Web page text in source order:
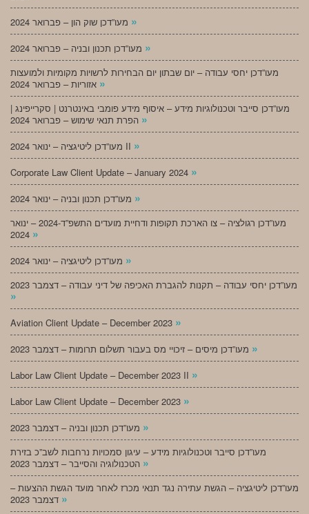
»
»
מעו”דכן יחסי עבודה – יום שבתון יום הבחירות לרשויות מקומיות ולמועצות
»
מעו”דכן סייבר וטכנולוגיות מידע – איסוף מידע פומבי באינטרנט | סקרייפינג |
»
מעו”דכן ליטיגציה – ינואר 2024 II »
Corporate Law Client Update – January 2024 »
»
מעו”דכן רגולציה – צו הארכת תקופות ודחיית מועדים התשפ”ד-2024 – ינואר
»
»
מעו”דכן יחסי עבודה – תקנות להגברת האכיפה של דיני עבודה – דצמבר 2023
»
Aviation Client Update – December 2023 »
»
Labor Law Client Update – December 2023 II »
Labor Law Client Update – December 2023 »
»
מעו”דכן סייבר וטכנולוגיות מידע – עיגון סמכויות נרחבות לשב”כ בזירת
»
מעו”דכן ליטיגציה – הגשת עתירה נגד תנאי מכרז לאחר מועד הגשת ההצעות –
»